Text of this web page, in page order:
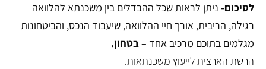
לסיכום- ניתן לראות שכל ההבדלים בין משכנתא להלוואה
רגילה, הריבית, אורך חיי ההלוואה, שיעבוד הנכס, והביטחונות
מגלמים בתוכם מרכיב אחד –בטחון.
הרשת הארצית לייעוץ משכנתאות.